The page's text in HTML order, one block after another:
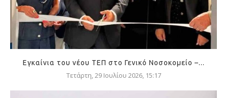
Εγκαίνια του νέου ΤΕΠ στο Γενικό Νοσοκομείο –...
Τετάρτη, 29 Ιουλίου 2026, 15:17